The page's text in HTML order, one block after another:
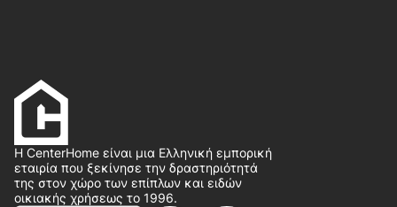
Η CenterHome είναι μια Ελληνική εμπορική
εταιρία που ξεκίνησε την δραστηριότητά
της στον χώρο των επίπλων και ειδών
οικιακής χρήσεως το 1996.